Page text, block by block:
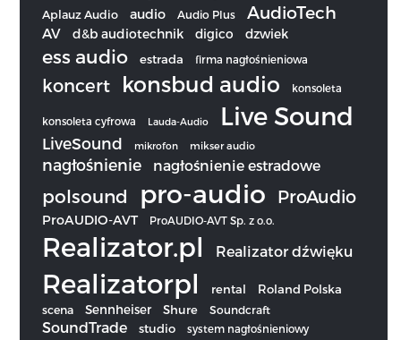
Aplauz Audio audio Audio Plus AudioTech
AV d&b audiotechnik digico dzwiek
ess audio estrada firma nagłośnieniowa
koncert konsbud audio konsoleta
konsoleta cyfrowa Lauda-Audio Live Sound
LiveSound mikrofon mikser audio
nagłośnienie nagłośnienie estradowe
polsound pro-audio ProAudio
ProAUDIO-AVT ProAUDIO-AVT Sp. z o.o.
Realizator.pl Realizator dźwięku
Realizatorpl rental Roland Polska
scena Sennheiser Shure Soundcraft
SoundTrade studio system nagłośnieniowy